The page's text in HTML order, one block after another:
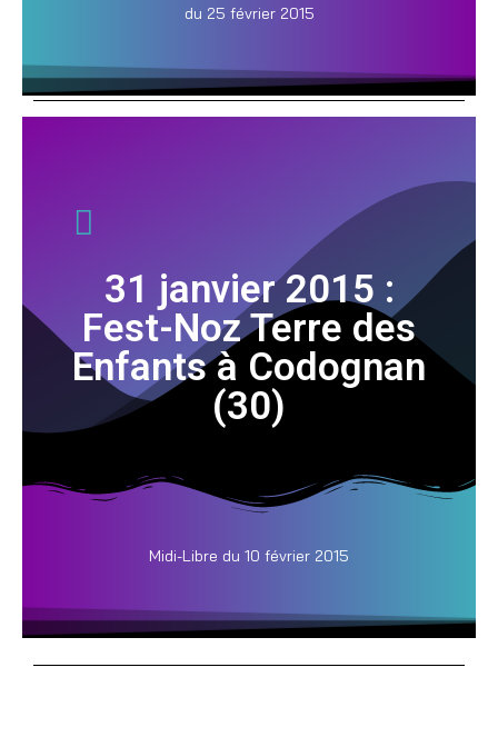
du 25 février 2015
31 janvier 2015 :
Fest-Noz Terre des
Enfants à Codognan
(30)
Midi-Libre du 10 février 2015